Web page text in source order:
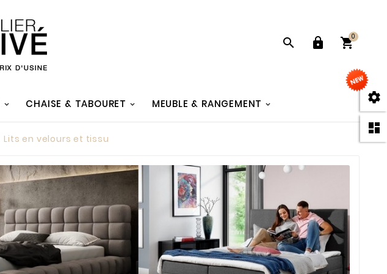


  
0
CHAISE & TABOURET MEUBLE & RANGEMENT
Lits en velours et tissu